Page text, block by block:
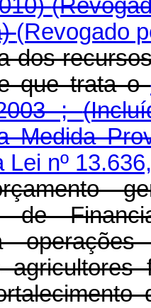
(Revogado
dos
que trata o
;
Medida
Lei nº
de